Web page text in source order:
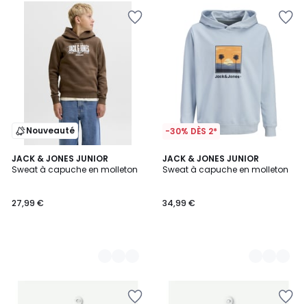
Nouveauté
JACK & JONES JUNIOR
Sweat à capuche en molleton
27,99 €
2
Couleurs
-30% DÈS 2*
JACK & JONES JUNIOR
Sweat à capuche en molleton
34,99 €
2
Couleurs